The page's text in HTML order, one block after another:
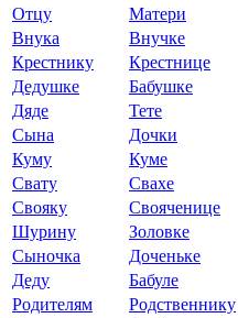
Отцу
Матери
Внука
Внучке
Крестнику
Крестнице
Дедушке
Бабушке
Дяде
Тете
Сына
Дочки
Куму
Куме
Свату
Свахе
Свояку
Свояченице
Шурину
Золовке
Сыночка
Доченьке
Деду
Бабуле
Родителям
Родственнику